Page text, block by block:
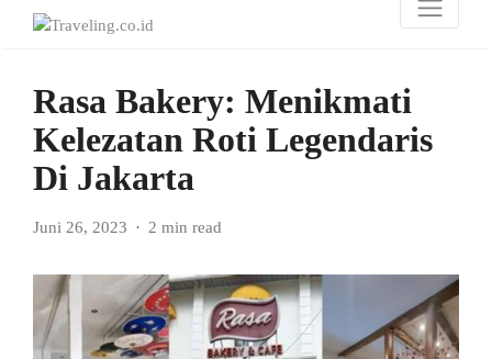
Rasa Bakery: Menikmati
Kelezatan Roti Legendaris
Di Jakarta
Juni 26, 2023 2 min read